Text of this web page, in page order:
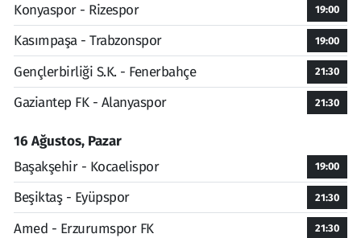
Konyaspor - Rizespor
19:00
Kasımpaşa - Trabzonspor 19:00
Gençlerbirliği S.K. - Fenerbahçe 21:30
Gaziantep FK - Alanyaspor 21:30
16 Ağustos, Pazar
Başakşehir - Kocaelispor
19:00
Beşiktaş - Eyüpspor 21:30
Amed - Erzurumspor FK 21:30